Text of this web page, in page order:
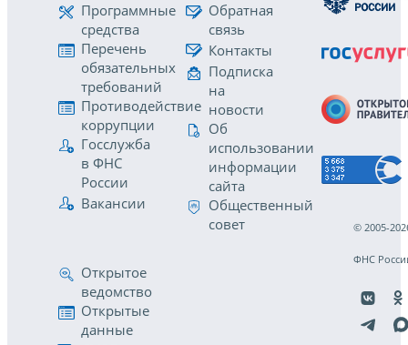
Программные
средства
Перечень
обязательных
требований
Противодействие
коррупции
Госслужба
в ФНС
России
Вакансии
Обратная
связь
Контакты
Подписка
на
новости
Об
использовании
информации
сайта
Общественный
совет
Открытое
ведомство
Открытые
данные
© 2005-
ФНС